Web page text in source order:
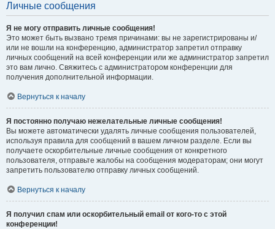
Личные сообщения
Я не могу отправить личные сообщения!
Это может быть вызвано тремя причинами: вы не зарегистрированы и/
или не вошли на конференцию, администратор запретил отправку
личных сообщений на всей конференции или же администратор запретил
это вам лично. Свяжитесь с администратором конференции для
получения дополнительной информации.
Вернуться к началу
Я постоянно получаю нежелательные личные сообщения!
Вы можете автоматически удалять личные сообщения пользователей,
используя правила для сообщений в вашем личном разделе. Если вы
получаете оскорбительные личные сообщения от конкретного
пользователя, отправьте жалобы на сообщения модераторам; они могут
запретить пользователю отправку личных сообщений.
Вернуться к началу
Я получил спам или оскорбительный email от кого-то с этой
конференции!